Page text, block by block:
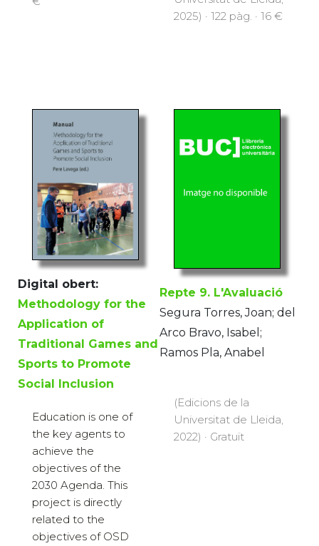
2025) · 122 pàg. · 16 €
Digital obert:
Methodology for the
Application of
Traditional Games and
Sports to Promote
Social Inclusion
Education is one of
the key agents to
achieve the
objectives of the
2030 Agenda. This
project is directly
related to the
objectives of OSD
Repte 9. L'Avaluació
Segura Torres, Joan; del
Arco Bravo, Isabel;
Ramos Pla, Anabel
(Edicions de la
Universitat de Lleida,
2022) · Gratuït